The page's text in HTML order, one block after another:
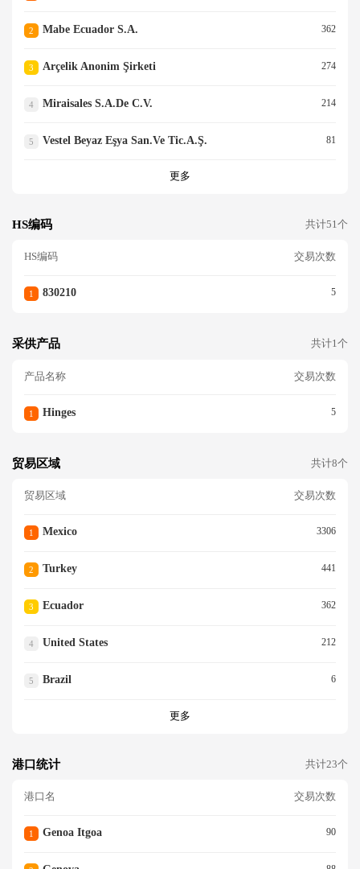
2 Mabe Ecuador S.a. 362
3 Arçelik Anonim Şirketi 274
4 Miraisales S.a.de C.v. 214
5 Vestel Beyaz Eşya San.ve Tic.a.ş. 81
更多
HS编码 共计51个
HS编码 交易次数
1 830210 5
采供产品 共计1个
产品名称 交易次数
1 Hinges 5
贸易区域 共计8个
贸易区域 交易次数
1 Mexico 3306
2 Turkey 441
3 Ecuador 362
4 United States 212
5 Brazil 6
更多
港口统计 共计23个
港口名 交易次数
1 Genoa Itgoa 90